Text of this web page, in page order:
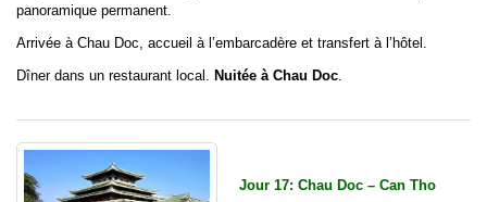
panoramique permanent.
Arrivée à Chau Doc, accueil à l’embarcadère et transfert à l’hôtel.
Dîner dans un restaurant local. Nuitée à Chau Doc
Jour 17: Chau Doc – Can Tho